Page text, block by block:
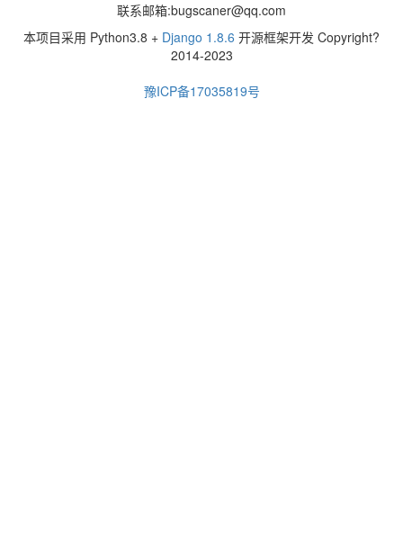
联系邮箱:bugscaner@qq.com
本项目采用 Python3.8 + Django 1.8.6 开源框架开发 Copyright?
2014-2023
豫ICP备17035819号